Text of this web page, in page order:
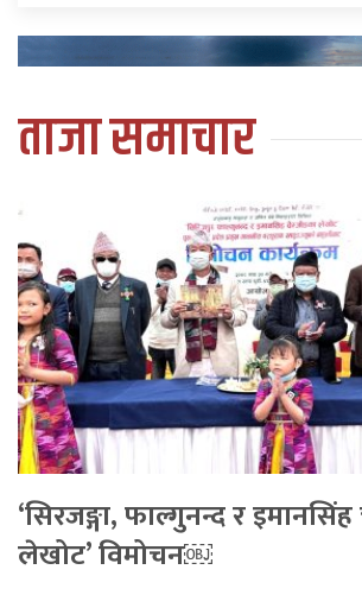
ताजा समाचार
‘सिरजङ्गा, फाल्गुनन्द र
लेखोट’ विमोचन￼